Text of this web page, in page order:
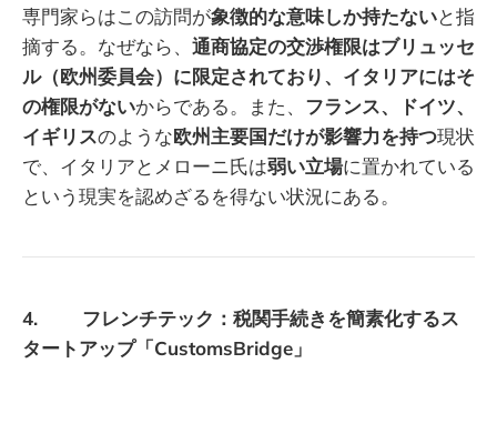
専門家らはこの訪問が象徴的な意味しか持たないと指
摘する。なぜなら、 通商協定の交渉権限はブリュッセ
ル（欧州委員会）に限定されており、イタリアにはそ
の権限がないからである。また、 フランス、ドイツ、
イギリスのような欧州主要国だけが影響力を持つ現状
で、イタリアとメローニ氏は弱い立場に置かれている
という現実を認めざるを得ない状況にある。
4. フレンチテック：税関手続きを簡素化するス
タートアップ「CustomsBridge」